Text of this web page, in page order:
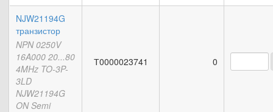
NJW21194G
транзистор
NPN 0250V
16A000 20...80
4MHz TO-3P-
3LD
NJW21194G
ON Semi
Т0000023741 0